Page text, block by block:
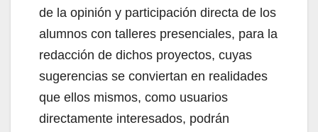
de la opinión y participación directa de los
alumnos con talleres presenciales, para la
redacción de dichos proyectos, cuyas
sugerencias se conviertan en realidades
que ellos mismos, como usuarios
directamente interesados, podrán